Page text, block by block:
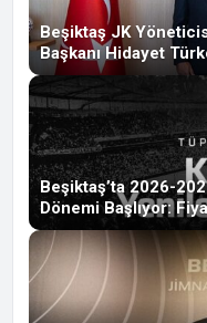
Beşiktaş JK
Başkanı Hidayet
Beşiktaş’ta 2026-
Dönemi Başlıyor: